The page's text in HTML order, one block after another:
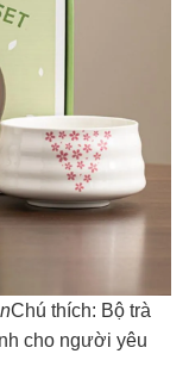
Chú thích: Bộ trà
cho người yêu